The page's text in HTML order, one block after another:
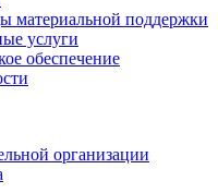
материальной поддержки
услуги
обеспечение
организации